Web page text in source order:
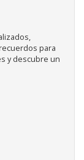
para
y descubre un